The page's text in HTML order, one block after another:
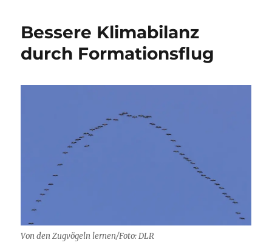
Lufthansa
Bessere Klimabilanz
durch Formationsflug
Von den Zugvögeln lernen/Foto: DLR